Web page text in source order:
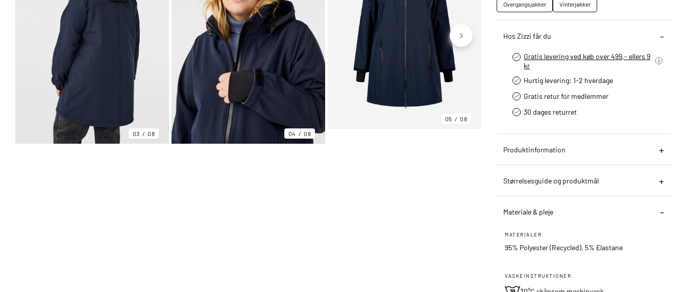
03 08 04 08
05 08
Overgangsjakker Vinterjakker
Hos Zizzi får du
Gratis levering ved køb over 499,- ellers 9
kr
Hurtig levering­: 1-2 hverdage
Gratis retur for medlemmer
30 dages returret
Produktinformation
Størrelsesguide og produktmål
Materiale & pleje
MATERIALER:
95% Polyester (Recycled), 5% Elastane
VASKEINSTRUKTIONER: